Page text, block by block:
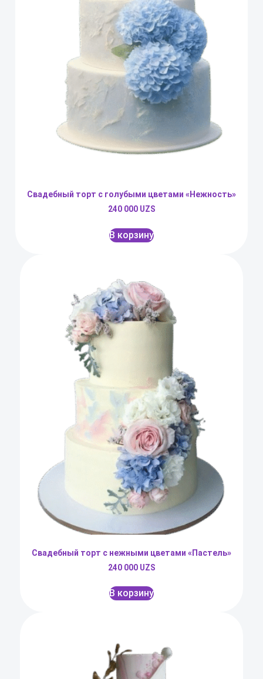
Свадебный торт с голубыми цветами «Нежность»
240 000 UZS
В корзину
Свадебный торт с нежными цветами «Пастель»
240 000 UZS
В корзину